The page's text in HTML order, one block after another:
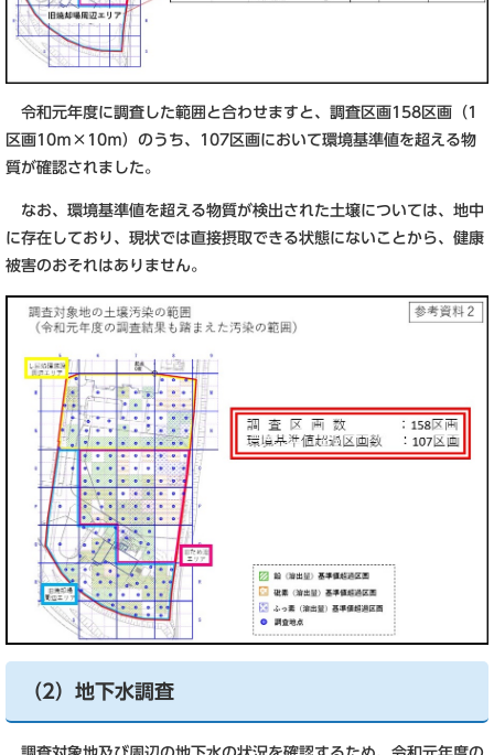
令和元年度に調査した範囲と合わせますと、調査区画158区画（1
区画10ｍ×10ｍ）のうち、107区画において環境基準値を超える物
質が確認されました。
なお、環境基準値を超える物質が検出された土壌については、地中
に存在しており、現状では直接摂取できる状態にないことから、健康
被害のおそれはありません。
（2）地下水調査